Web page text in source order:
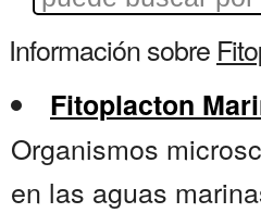
Información sobre
Fitoplacton
Organismos
en las aguas